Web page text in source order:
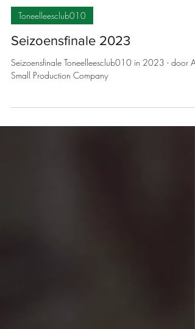
Toneelleesclub010
Seizoensfinale 2023
Seizoensfinale Toneelleesclub010 in 2023 - door A
Small Production Company